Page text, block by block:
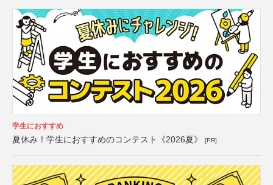
学生におすすめ
夏休み！学生におすすめのコンテスト《2026夏》 [PR]